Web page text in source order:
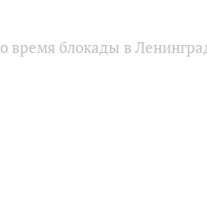
время блокады в